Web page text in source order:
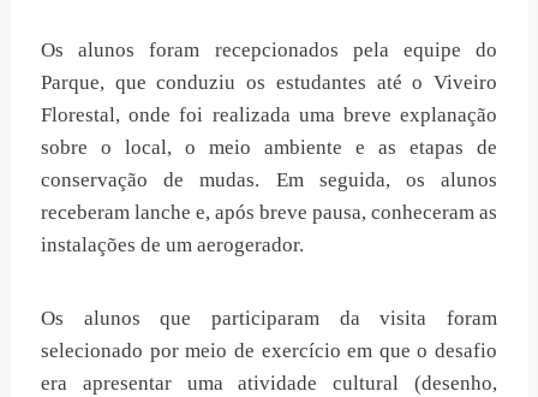
Os alunos foram recepcionados pela equipe do
Parque, que conduziu os estudantes até o Viveiro
Florestal, onde foi realizada uma breve explanação
sobre o local, o meio ambiente e as etapas de
conservação de mudas. Em seguida, os alunos
receberam lanche e, após breve pausa, conheceram as
instalações de um aerogerador.
Os alunos que participaram da visita foram
selecionado por meio de exercício em que o desafio
era apresentar uma atividade cultural (desenho,